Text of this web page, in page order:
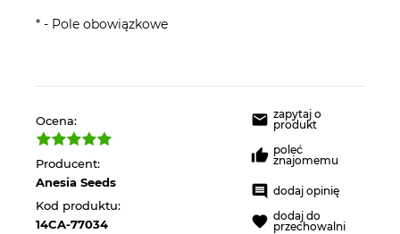
* - Pole obowiązkowe
Ocena:
Producent:
Anesia Seeds
Kod produktu:
14CA-77034
zapytaj o
produkt
poleć
znajomemu
dodaj opinię
dodaj do
przechowalni